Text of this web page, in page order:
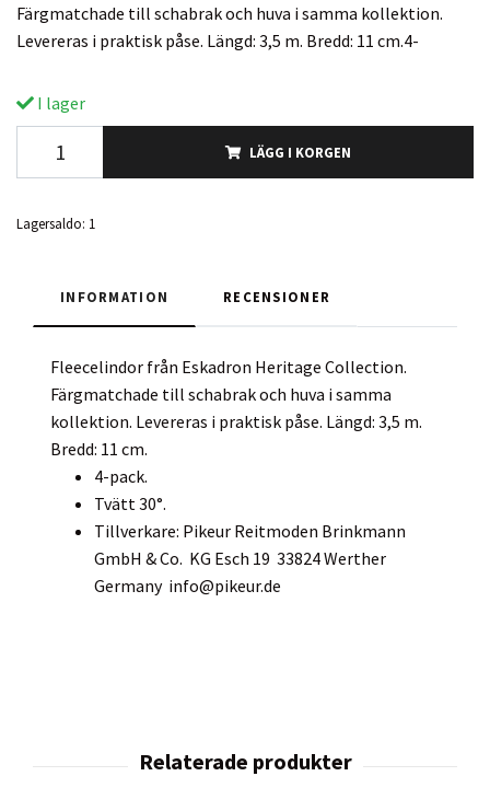
Färgmatchade till schabrak och huva i samma kollektion.
Levereras i praktisk påse. Längd: 3,5 m. Bredd: 11 cm.4-
I lager
LÄGG I KORGEN
Lagersaldo: 1
INFORMATION RECENSIONER
Fleecelindor från Eskadron Heritage Collection.
Färgmatchade till schabrak och huva i samma
kollektion. Levereras i praktisk påse. Längd: 3,5 m.
Bredd: 11 cm.
4-pack.
Tvätt 30°.
Tillverkare: Pikeur Reitmoden Brinkmann
GmbH & Co. KG Esch 19 33824 Werther
Germany info@pikeur.de